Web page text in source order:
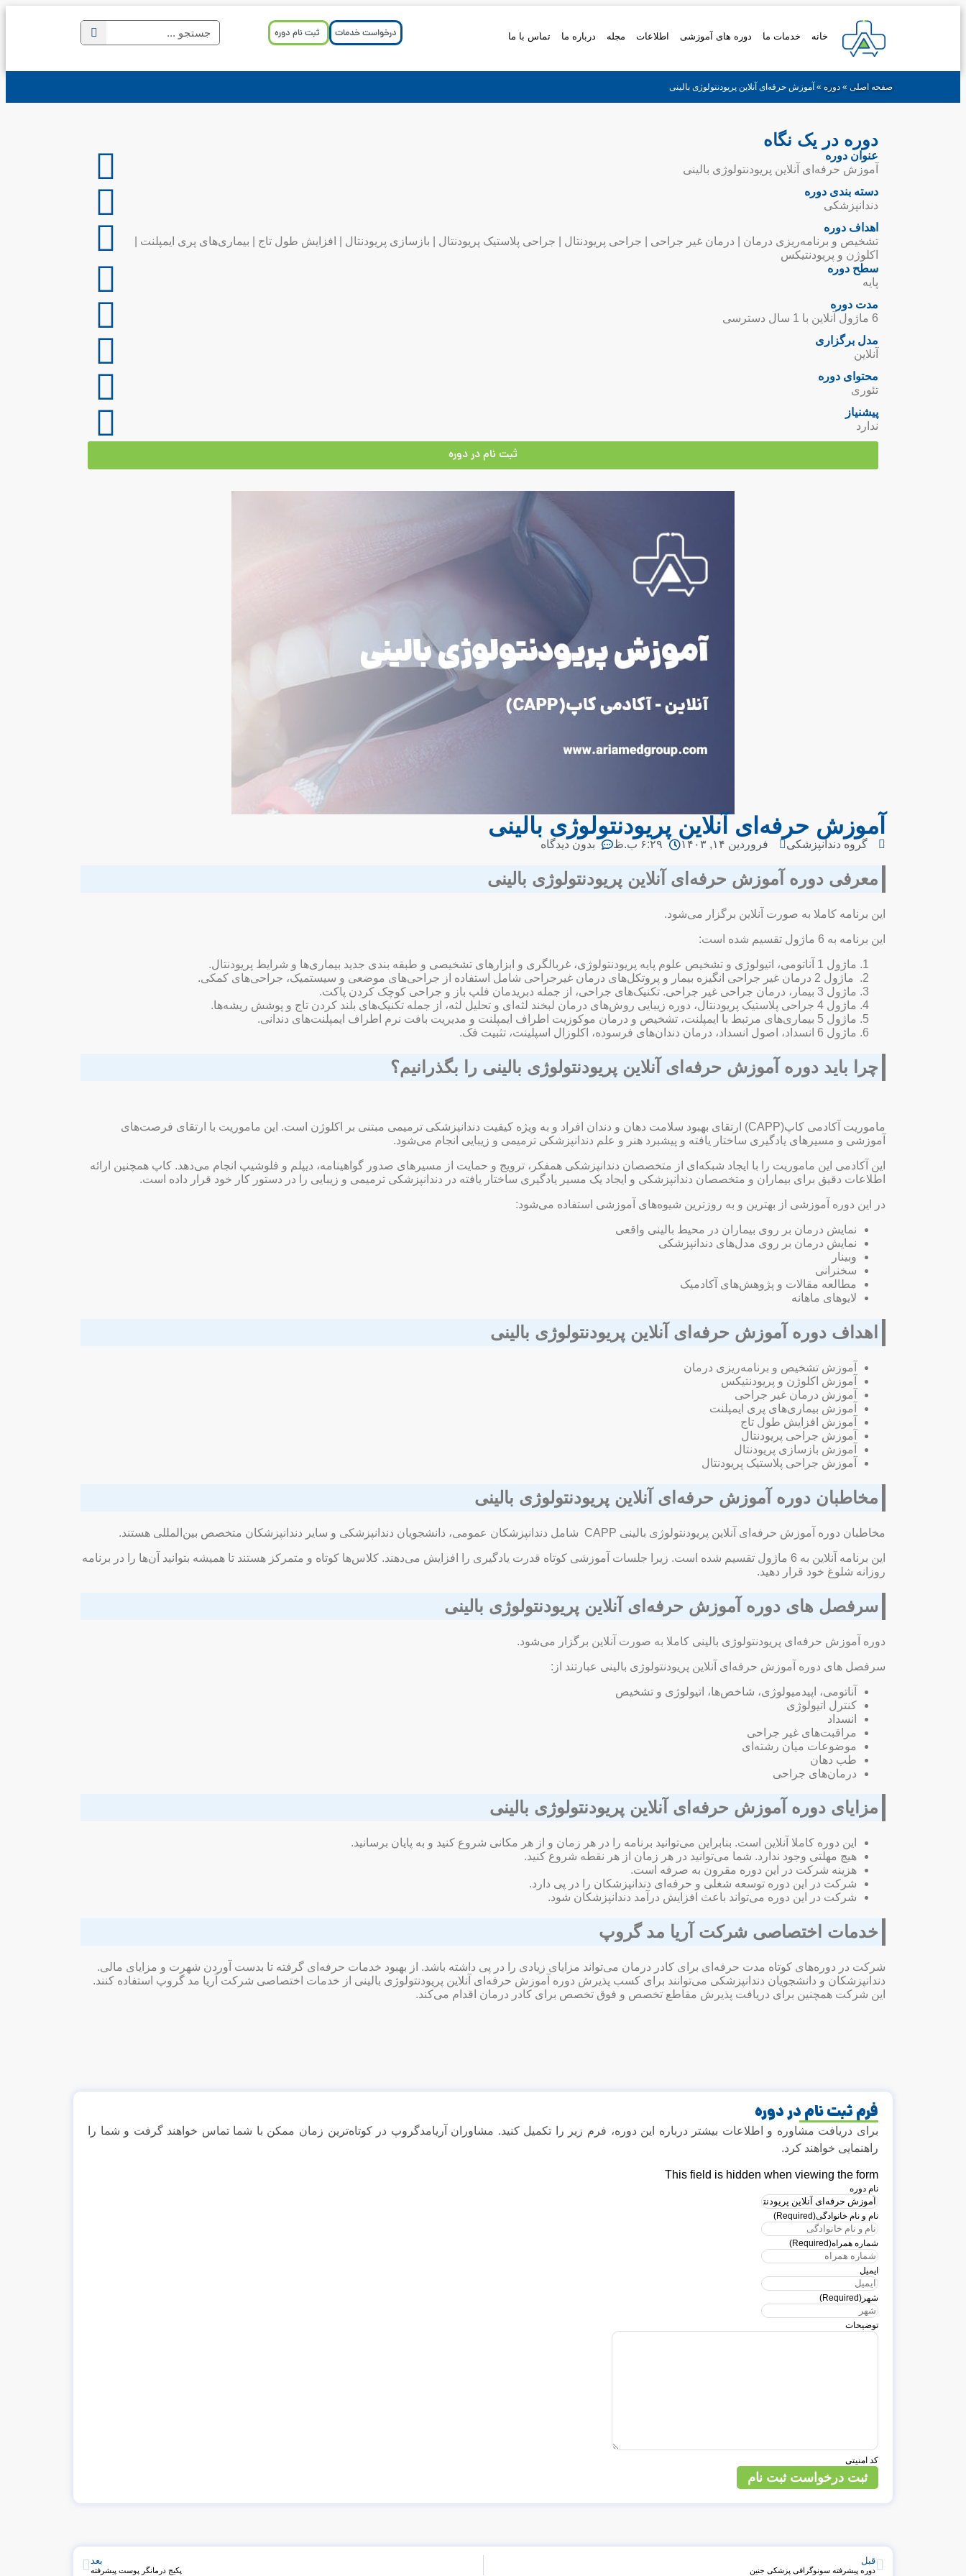
خانه خدمات ما دوره های آموزشی اطلاعات مجله درباره ما تماس با ما درخواست خدمات ثبت نام دوره
صفحه اصلی » دوره » آموزش حرفه‌ای آنلاین پریودنتولوژی بالینی
دوره در یک نگاه
عنوان دوره
آموزش حرفه‌ای آنلاین پریودنتولوژی بالینی
دسته‌ بندی دوره
دندانپزشکی
اهداف دوره
تشخیص و برنامه‌ریزی درمان | درمان غیر جراحی | جراحی پریودنتال | جراحی پلاستیک پریودنتال | بازسازی پریودنتال | افزایش طول تاج | بیماری‌های پری ایمپلنت |
اکلوژن و پریودنتیکس
سطح دوره
پایه
مدت دوره
6 ماژول آنلاین با 1 سال دسترسی
مدل برگزاری
آنلاین
محتوای دوره
تئوری
پیشنیاز
ندارد
ثبت نام در دوره
آموزش حرفه‌ای آنلاین پریودنتولوژی بالینی
گروه دندانپزشکی فروردین ۱۴, ۱۴۰۳ ۶:۲۹ ب.ظ بدون دیدگاه
معرفی دوره آموزش حرفه‌ای آنلاین پریودنتولوژی بالینی
این برنامه کاملا به صورت آنلاین برگزار می‌شود.
این برنامه به 6 ماژول تقسیم شده است:
ماژول 1 آناتومی، اتیولوژی و تشخیص علوم پایه پریودنتولوژی، غربالگری و ابزارهای تشخیصی و طبقه بندی جدید بیماری‌ها و شرایط پریودنتال.
ماژول 2 درمان غیر جراحی انگیزه بیمار و پروتکل‌های درمان غیرجراحی شامل استفاده از جراحی‌های موضعی و سیستمیک، جراحی‌های کمکی.
ماژول 3 بیمار، درمان جراحی غیر جراحی. تکنیک‌های جراحی، از جمله دبریدمان فلپ باز و جراحی کوچک کردن پاکت.
ماژول 4 جراحی پلاستیک پریودنتال، دوره زیبایی روش‌های درمان لبخند لثه‌ای و تحلیل لثه، از جمله تکنیک‌های بلند کردن تاج و پوشش ریشه‌ها.
ماژول 5 بیماری‌های مرتبط با ایمپلنت، تشخیص و درمان موکوزیت اطراف ایمپلنت و مدیریت بافت نرم اطراف ایمپلنت‌های دندانی.
ماژول 6 انسداد، اصول انسداد، درمان دندان‌های فرسوده، اکلوزال اسپلینت، تثبیت فک.
چرا باید دوره آموزش حرفه‌ای آنلاین پریودنتولوژی بالینی را بگذرانیم؟
ماموریت آکادمی کاپ(CAPP) ارتقای بهبود سلامت دهان و دندان افراد و به ویژه کیفیت دندانپزشکی ترمیمی مبتنی بر اکلوژن است. این ماموریت با ارتقای فرصت‌های
آموزشی و مسیرهای یادگیری ساختار یافته و پیشبرد هنر و علم دندانپزشکی ترمیمی و زیبایی انجام می‌شود.
این آکادمی این ماموریت را با ایجاد شبکه‌ای از متخصصان دندانپزشکی همفکر، ترویج و حمایت از مسیرهای صدور گواهینامه، دیپلم و فلوشیپ انجام می‌دهد. کاپ همچنین ارائه
اطلاعات دقیق برای بیماران و متخصصان دندانپزشکی و ایجاد یک مسیر یادگیری ساختار یافته در دندانپزشکی ترمیمی و زیبایی را در دستور کار خود قرار داده است.
در این دوره آموزشی از بهترین و به روز‌ترین شیوه‌های آموزشی استفاده می‌شود:
نمایش درمان بر روی بیماران در محیط بالینی واقعی
نمایش درمان بر روی مدل‌های دندانپزشکی
وبینار
سخنرانی
مطالعه مقالات و پژوهش‌های آکادمیک
لایوهای ماهانه
اهداف دوره آموزش حرفه‌ای آنلاین پریودنتولوژی بالینی
آموزش تشخیص و برنامه‌ریزی درمان
آموزش اکلوژن و پریودنتیکس
آموزش درمان غیر جراحی
آموزش بیماری‌های پری ایمپلنت
آموزش افزایش طول تاج
آموزش جراحی پریودنتال
آموزش بازسازی پریودنتال
آموزش جراحی پلاستیک پریودنتال
مخاطبان دوره آموزش حرفه‌ای آنلاین پریودنتولوژی بالینی
مخاطبان دوره آموزش حرفه‌ای آنلاین پریودنتولوژی بالینی CAPP شامل دندانپزشکان عمومی، دانشجویان دندانپزشکی و سایر دندانپزشکان متخصص بین‌المللی هستند.
این برنامه آنلاین به 6 ماژول تقسیم شده است. زیرا جلسات آموزشی کوتاه قدرت یادگیری را افزایش می‌دهند. کلاس‌ها کوتاه و متمرکز هستند تا همیشه بتوانید آن‌ها را در برنامه
روزانه شلوغ خود قرار دهید.
سرفصل‌ های دوره آموزش حرفه‌ای آنلاین پریودنتولوژی بالینی
دوره آموزش حرفه‌ای پریودنتولوژی بالینی کاملا به صورت آنلاین برگزار می‌شود.
سرفصل‌ های دوره آموزش حرفه‌ای آنلاین پریودنتولوژی بالینی عبارتند از:
آناتومی، اپیدمیولوژی، شاخص‌ها، اتیولوژی و تشخیص
کنترل اتیولوژی
انسداد
مراقبت‌های غیر جراحی
موضوعات میان رشته‌ای
طب دهان
درمان‌های جراحی
مزایای دوره آموزش حرفه‌ای آنلاین پریودنتولوژی بالینی
این دوره کاملا آنلاین است‌. بنابراین می‌توانید برنامه را در هر زمان و از هر مکانی شروع کنید و به پایان برسانید.
هیچ مهلتی وجود ندارد. شما می‌توانید در هر زمان از هر نقطه شروع کنید.
هزینه شرکت در این دوره مقرون به صرفه است‌.
شرکت در این دوره توسعه شغلی و حرفه‌ای دندانپزشکان را در پی دارد‌‌.
شرکت در این دوره می‌تواند باعث افزایش درآمد دندانپزشکان شود.
خدمات اختصاصی شرکت آریا مد گروپ
شرکت در دوره‌های کوتاه مدت حرفه‌ای برای کادر درمان می‌تواند مزایای زیادی را در پی داشته باشد. از بهبود خدمات حرفه‌ای گرفته تا بدست آوردن شهرت و مزایای مالی.
دندانپزشکان و دانشجویان دندانپزشکی می‌توانند برای کسب پذیرش دوره آموزش حرفه‌ای آنلاین پریودنتولوژی بالینی از خدمات اختصاصی شرکت آریا مد گروپ استفاده کنند.
این شرکت همچنین برای دریافت پذیرش مقاطع تخصص و فوق تخصص برای کادر درمان اقدام می‌کند.
فرم ثبت نام در دوره
برای دریافت مشاوره و اطلاعات بیشتر درباره این دوره، فرم زیر را تکمیل کنید. مشاوران آریامدگروپ در کوتاه‌ترین زمان ممکن با شما تماس خواهند گرفت و شما را
راهنمایی خواهند کرد.
This field is hidden when viewing the form
نام دوره
نام و نام خانوادگی(Required)
شماره همراه(Required)
ایمیل
شهر (Required)
توضیحات
کد امنیتی
ثبت درخواست ثبت نام
قبل
دوره پیشرفته سونوگرافی پزشکی جنین
بعد
پکیج درمانگر پوست پیشرفته